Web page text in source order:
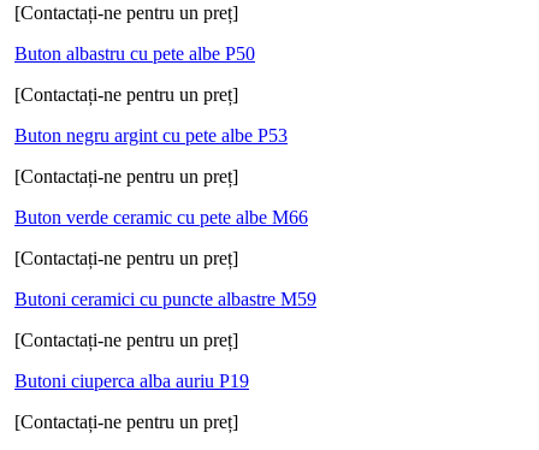
[Contactați-ne pentru un preț]
Buton albastru cu pete albe P50
[Contactați-ne pentru un preț]
Buton negru argint cu pete albe P53
[Contactați-ne pentru un preț]
Buton verde ceramic cu pete albe M66
[Contactați-ne pentru un preț]
Butoni ceramici cu puncte albastre M59
[Contactați-ne pentru un preț]
Butoni ciuperca alba auriu P19
[Contactați-ne pentru un preț]